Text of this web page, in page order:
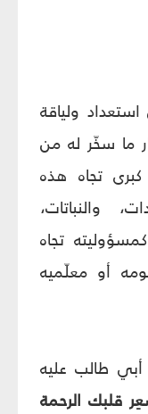
ولياقة
ما سخّر له من
تجاه هذه
والنباتات،
تجاه
أو معلّميه
طالب عليه
قلبك الرحمة